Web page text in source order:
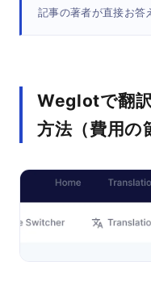
記事の著者が直接お答
Weglotで翻
方法（費用の